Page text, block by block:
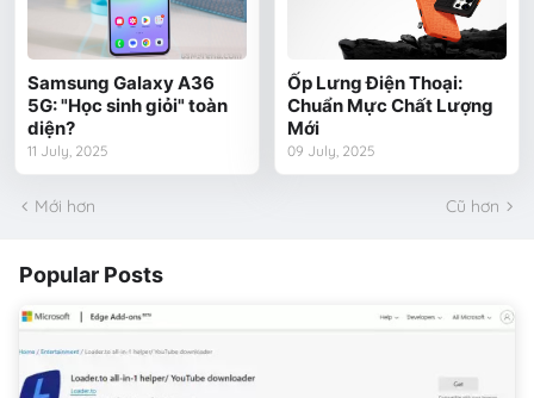
Samsung Galaxy A36
5G: "Học sinh giỏi" toàn
diện?
11 July, 2025
Ốp Lưng Điện Thoại:
Chuẩn Mực Chất Lượng
Mới
09 July, 2025
Mới hơn Cũ hơn
Popular Posts